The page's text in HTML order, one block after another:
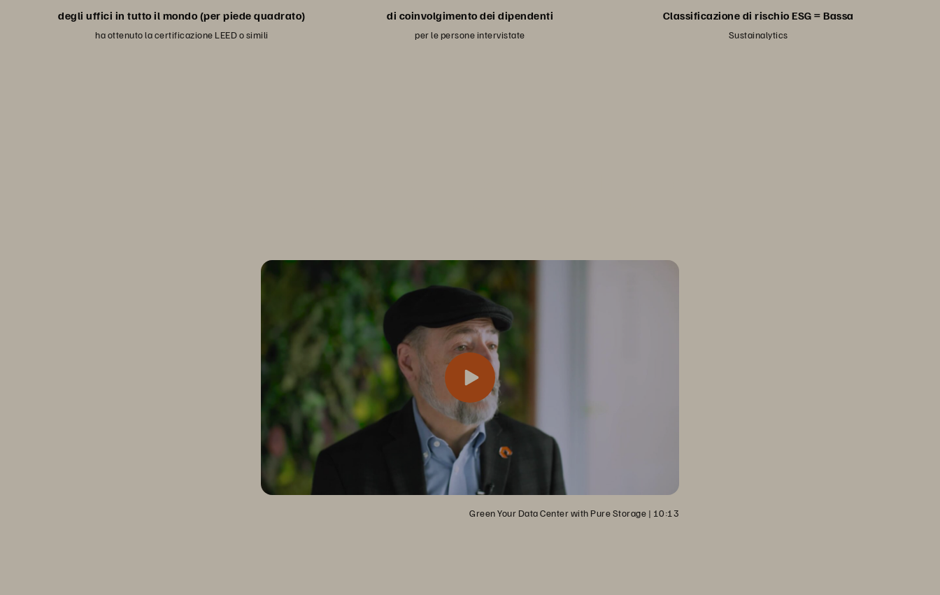
degli uffici in tutto il mondo (per piede quadrato)
ha ottenuto la certificazione LEED o simili
di coinvolgimento dei dipendenti
per le persone intervistate
Classificazione di rischio ESG = Bassa
Sustainalytics
Green Your Data Center with Pure Storage | 10:13